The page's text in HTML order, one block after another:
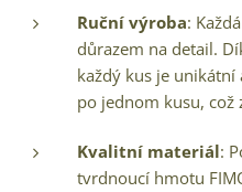
Ruční výroba:
důrazem na detail.
každý kus je
po jednom kusu, což
Kvalitní materiál:
tvrdnoucí hmotu